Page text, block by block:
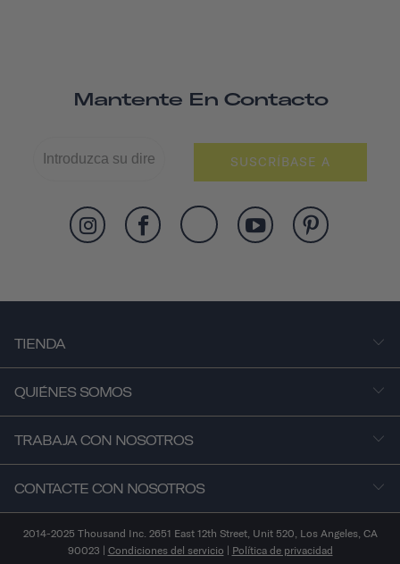
Mantente En Contacto
SUSCRÍBASE A
TIENDA
QUIÉNES SOMOS
TRABAJA CON NOSOTROS
CONTACTE CON NOSOTROS
2014-2025 Thousand Inc. 2651 East 12th Street, Unit 520, Los Angeles, CA
90023 | Condiciones del servicio | Política de privacidad